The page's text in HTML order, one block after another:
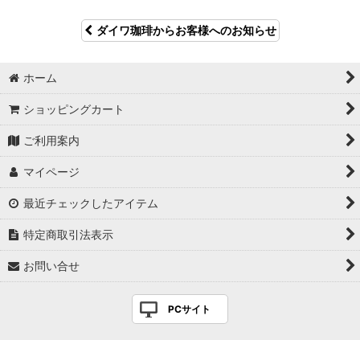
ダイワ珈琲からお客様へのお知らせ
ホーム
ショッピングカート
ご利用案内
マイページ
最近チェックしたアイテム
特定商取引法表示
お問い合せ
PCサイト